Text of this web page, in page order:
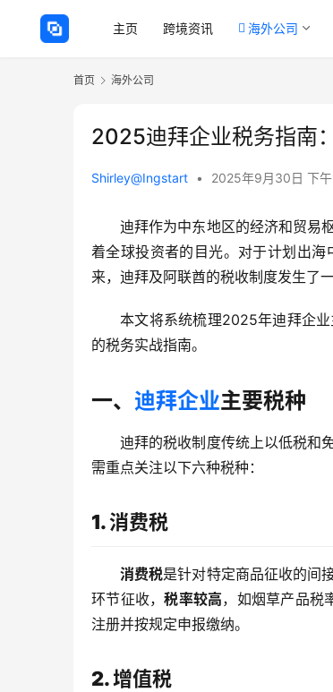
主页 跨境资讯 海外公司
首页 海外公司
2025迪拜企业税务指南
Shirley@Ingstart • 2025年9月30日 下
迪拜作为中东地区的经济和贸易
着全球投资者的目光。对于计划出
来，迪拜及阿联酋的税收制度发生了
本文将系统梳理2025年迪拜企
的税务实战指南。
一、 迪拜企业主要税种
迪拜的税收制度传统上以低税和
需重点关注以下六种税种：
1. 消费税
消费税是针对特定商品征收的间
环节征收，税率较高，如烟草产品税
注册并按规定申报缴纳。
2. 增值税